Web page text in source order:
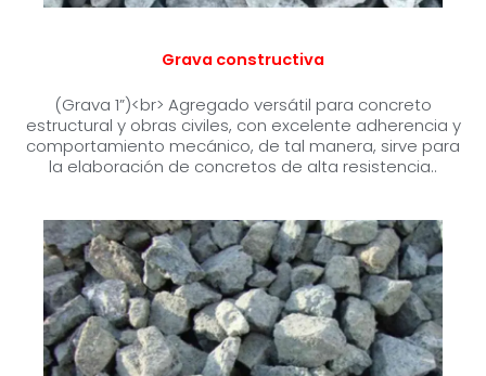
Grava constructiva
(Grava 1”)<br> Agregado versátil para concreto
estructural y obras civiles, con excelente adherencia y
comportamiento mecánico, de tal manera, sirve para
la elaboración de concretos de alta resistencia..